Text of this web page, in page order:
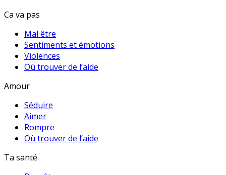
Ca va pas
Mal être
Sentiments et émotions
Violences
Où trouver de l’aide
Amour
Séduire
Aimer
Rompre
Où trouver de l’aide
Ta santé